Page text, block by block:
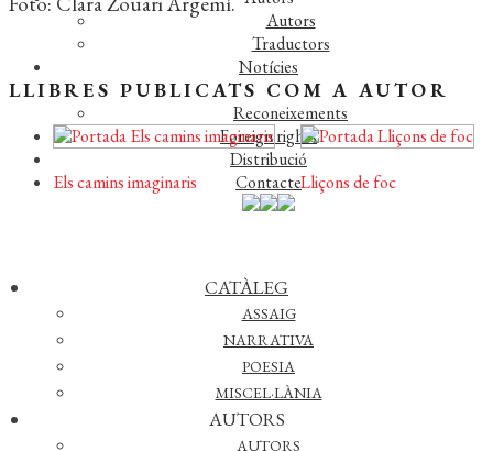
Autors
Traductors
Notícies
L’editorial
Reconeixements
Foreign rights
Distribució
Contacte
CATÀLEG
ASSAIG
NARRATIVA
POESIA
MISCEL·LÀNIA
AUTORS
AUTORS
LLIBRES PUBLICATS COM A AUTOR
Els camins imaginaris Lliçons de foc
© 2026 QUADERNS CREMA